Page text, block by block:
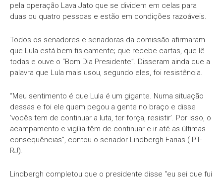
pela operação Lava Jato que se dividem em celas para
duas ou quatro pessoas e estão em condições razoáveis.
Todos os senadores e senadoras da comissão afirmaram
que Lula está bem fisicamente; que recebe cartas, que lê
todas e ouve o “Bom Dia Presidente”. Disseram ainda que a
palavra que Lula mais usou, segundo eles, foi resistência.
“Meu sentimento é que Lula é um gigante. Numa situação
dessas e foi ele quem pegou a gente no braço e disse
‘vocês tem de continuar a luta, ter força, resistir’. Por isso, o
acampamento e vigília têm de continuar e ir até as últimas
consequências”, contou o senador Lindbergh Farias ( PT-
RJ).
Lindbergh completou que o presidente disse “eu sei que fui